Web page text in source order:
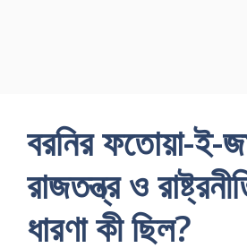
বরনির ফতােয়া-ই-
রাজতন্ত্র ও
ধারণা কী ছিল?